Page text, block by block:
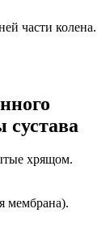
части колена.
сустава
хрящом.
мембрана).